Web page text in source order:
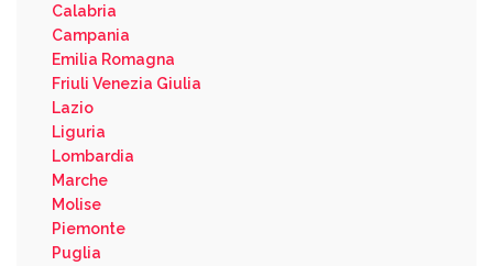
Calabria
Campania
Emilia Romagna
Friuli Venezia Giulia
Lazio
Liguria
Lombardia
Marche
Molise
Piemonte
Puglia